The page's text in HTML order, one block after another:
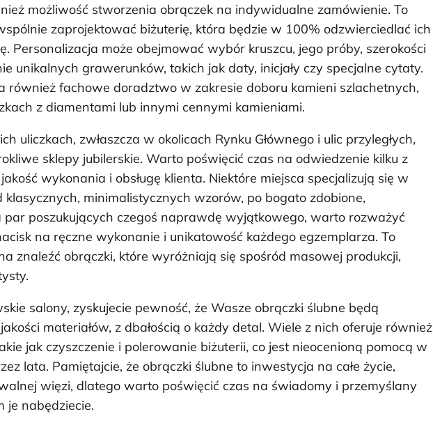
możliwość stworzenia obrączek na indywidualne zamówienie. To
zaprojektować biżuterię, która będzie w 100% odzwierciedlać ich
Personalizacja może obejmować wybór kruszcu, jego próby, szerokości
unikalnych grawerunków, takich jak daty, inicjały czy specjalne cytaty.
również fachowe doradztwo w zakresie doboru kamieni szlachetnych,
z diamentami lub innymi cennymi kamieniami.
uliczkach, zwłaszcza w okolicach Rynku Głównego i ulic przyległych,
sklepy jubilerskie. Warto poświęcić czas na odwiedzenie kilku z
wykonania i obsługę klienta. Niektóre miejsca specjalizują się w
klasycznych, minimalistycznych wzorów, po bogato zdobione,
par poszukujących czegoś naprawdę wyjątkowego, warto rozważyć
na ręczne wykonanie i unikatowość każdego egzemplarza. To
znaleźć obrączki, które wyróżniają się spośród masowej produkcji,
salony, zyskujecie pewność, że Wasze obrączki ślubne będą
materiałów, z dbałością o każdy detal. Wiele z nich oferuje również
jak czyszczenie i polerowanie biżuterii, co jest nieocenioną pomocą w
lata. Pamiętajcie, że obrączki ślubne to inwestycja na całe życie,
więzi, dlatego warto poświęcić czas na świadomy i przemyślany
je nabędziecie.